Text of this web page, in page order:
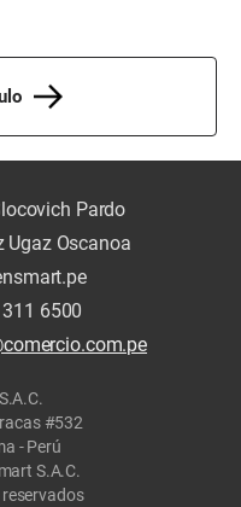
Pardo
Ugaz Oscanoa
6500
#532
- Perú
S.A.C.